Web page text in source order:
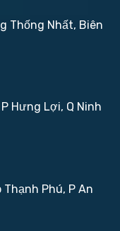
Thống Nhất, Biên
Hưng Lợi, Q Ninh
Thạnh Phú, P An